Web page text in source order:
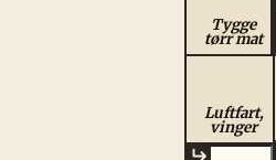
Tygge
tørr mat
Luftfart,
vinger